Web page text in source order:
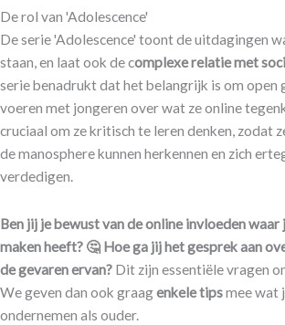
De rol van 'Adolescence'
De serie 'Adolescence' toont de uitdagingen
staan, en laat ook de complexe relatie met
serie benadrukt dat het belangrijk is om open
voeren met jongeren over wat ze online
cruciaal om ze kritisch te leren denken, zodat
de manosphere kunnen herkennen en zich
verdedigen.
Ben jij je bewust van de online invloeden
maken heeft? 🤔 Hoe ga jij het gesprek aan
de gevaren ervan? Dit zijn essentiële vragen
We geven dan ook graagenkele tipsmee wat
ondernemen als ouder.